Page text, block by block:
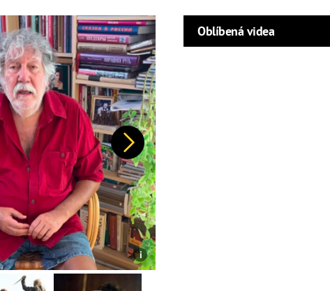
Další
Oblíbená videa